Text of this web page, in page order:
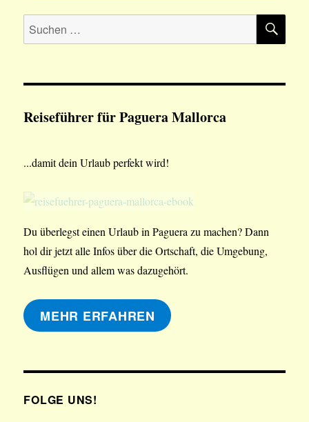
Suchen
nach:
Reiseführer für Paguera Mallorca
...damit dein Urlaub perfekt wird!
Du überlegst einen Urlaub in Paguera zu machen? Dann
hol dir jetzt alle Infos über die Ortschaft, die Umgebung,
Ausflügen und allem was dazugehört.
MEHR ERFAHREN
FOLGE UNS!